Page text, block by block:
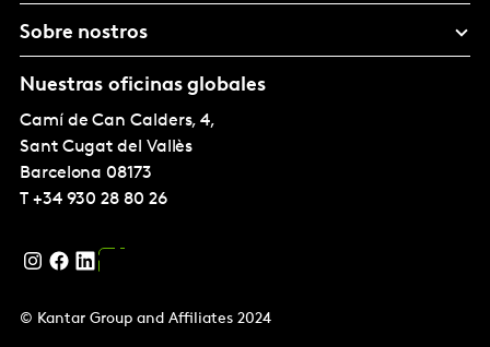
Sobre nostros
Nuestras oficinas globales
Camí de Can Calders, 4,
Sant Cugat del Vallès
Barcelona 08173
T +34 930 28 80 26
© Kantar Group and Affiliates 2024